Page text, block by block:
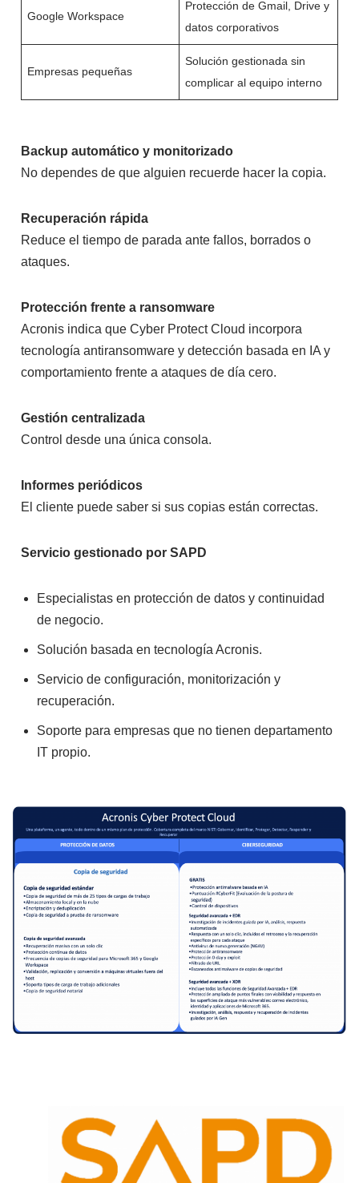
Google Workspace
Protección de Gmail, Drive y
datos corporativos
Empresas pequeñas
Solución gestionada sin
complicar al equipo interno
Backup automático y monitorizado
No dependes de que alguien recuerde hacer la copia.
Recuperación rápida
Reduce el tiempo de parada ante fallos, borrados o
ataques.
Protección frente a ransomware
Acronis indica que Cyber Protect Cloud incorpora
tecnología antiransomware y detección basada en IA y
comportamiento frente a ataques de día cero.
Gestión centralizada
Control desde una única consola.
Informes periódicos
El cliente puede saber si sus copias están correctas.
Servicio gestionado por SAPD
Especialistas en protección de datos y continuidad
de negocio.
Solución basada en tecnología Acronis.
Servicio de configuración, monitorización y
recuperación.
Soporte para empresas que no tienen departamento
IT propio.